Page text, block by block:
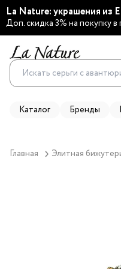
La Nature: украшения из
Доп. скидка 3% на покупку
Каталог Бренды
Главная Элитная